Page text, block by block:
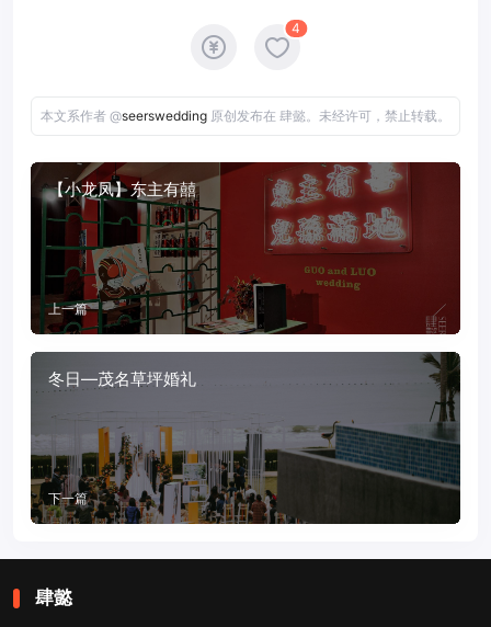
4
本文系作者 @seerswedding 原创发布在 肆懿。未经许可，禁止转载。
【小龙凤】东主有囍
上一篇
冬日—茂名草坪婚礼
下一篇
肆懿